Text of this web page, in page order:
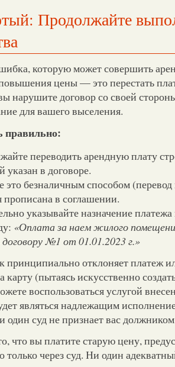
Продолжайте
которую может совершить
цены — это перестать
нарушите договор со своей
для вашего выселения.
правильно:
переводить арендную плату
указан в договоре.
это безналичным способом (перевод
прописана в соглашении.
указывайте назначение
«Оплата за наем жилого
договору №1 от 01.01.2023 г.»
принципиально отклоняет платеж
карту (пытаясь искусственно
воспользоваться услугой
являться надлежащим
один суд не признает вас
что вы платите старую цену,
только через суд. Ни один